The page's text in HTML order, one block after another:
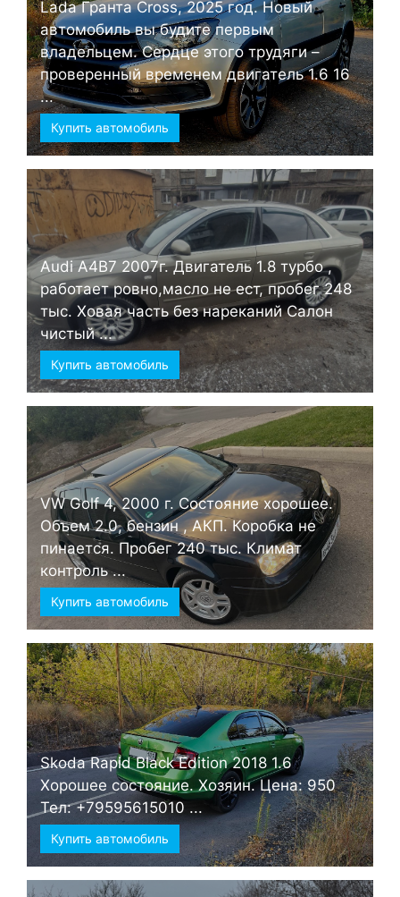
Lada Гранта Cross, 2025 год. Новый
автомобиль вы будите первым
владельцем. Сердце этого трудяги –
проверенный временем двигатель 1.6 16
...
Купить автомобиль
Audi А4B7 2007г. Двигатель 1.8 турбо ,
работает ровно,масло не ест, пробег 248
тыс. Ховая часть без нареканий Салон
чистый ...
Купить автомобиль
VW Golf 4, 2000 г. Состояние хорошее.
Объем 2.0, бензин , АКП. Коробка не
пинается. Пробег 240 тыс. Климат
контроль ...
Купить автомобиль
Skoda Rapid Black Edition 2018 1.6
Хорошее состояние. Хозяин. Цена: 950
Тел: +79595615010 ...
Купить автомобиль